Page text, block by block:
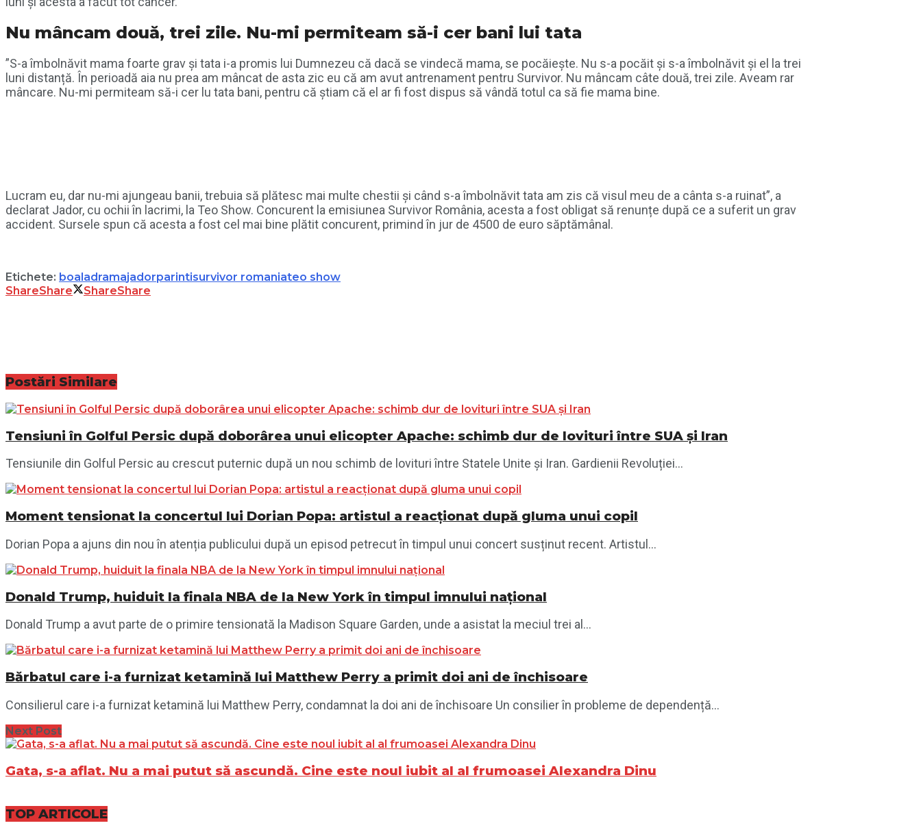
Nu mâncam două, trei zile. Nu-mi permiteam să-i cer bani lui tata
”S-a îmbolnăvit mama foarte grav și tata i-a promis lui Dumnezeu că dacă se vindecă mama, se pocăiește. Nu s-a pocăit și s-a îmbolnăvit și el la trei
luni distanță. În perioadă aia nu prea am mâncat de asta zic eu că am avut antrenament pentru Survivor. Nu mâncam câte două, trei zile. Aveam rar
mâncare. Nu-mi permiteam să-i cer lu tata bani, pentru că știam că el ar fi fost dispus să vândă totul ca să fie mama bine.
Lucram eu, dar nu-mi ajungeau banii, trebuia să plătesc mai multe chestii și când s-a îmbolnăvit tata am zis că visul meu de a cânta s-a ruinat”, a
declarat Jador, cu ochii în lacrimi, la Teo Show. Concurent la emisiunea Survivor România, acesta a fost obligat să renunțe după ce a suferit un grav
accident. Sursele spun că acesta a fost cel mai bine plătit concurent, primind în jur de 4500 de euro săptămânal.
Etichete: boaladramajadorparintisurvivor romaniateo show
ShareShare ShareShare
Postări Similare
Tensiuni în Golful Persic după doborârea unui elicopter Apache: schimb dur de lovituri între SUA și Iran
Tensiunile din Golful Persic au crescut puternic după un nou schimb de lovituri între Statele Unite și Iran. Gardienii Revoluției...
Moment tensionat la concertul lui Dorian Popa: artistul a reacționat după gluma unui copil
Dorian Popa a ajuns din nou în atenția publicului după un episod petrecut în timpul unui concert susținut recent. Artistul...
Donald Trump, huiduit la finala NBA de la New York în timpul imnului național
Donald Trump a avut parte de o primire tensionată la Madison Square Garden, unde a asistat la meciul trei al...
Bărbatul care i-a furnizat ketamină lui Matthew Perry a primit doi ani de închisoare
Consilierul care i-a furnizat ketamină lui Matthew Perry, condamnat la doi ani de închisoare Un consilier în probleme de dependență...
Next Post
Gata, s-a aflat. Nu a mai putut să ascundă. Cine este noul iubit al al frumoasei Alexandra Dinu
TOP ARTICOLE